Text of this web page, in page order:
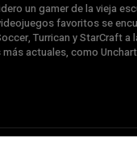
un gamer de la vieja
favoritos se
Turrican y StarCraft
actuales, como